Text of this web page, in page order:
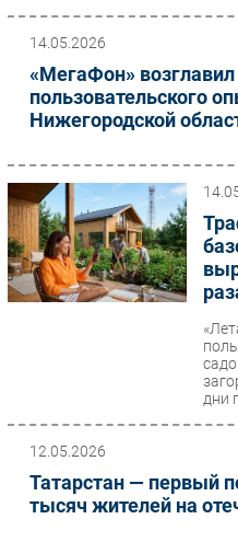
14.05.2026
«МегаФон» возглавил
пользовательского
Нижегородской
дни
12.05.2026
Татарстан — первый
тысяч жителей на